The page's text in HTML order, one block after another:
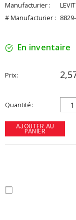
Manufacturier :
# Manufacturier :
En inventaire
Prix
Quantité
AJOUTER AU
PANIER